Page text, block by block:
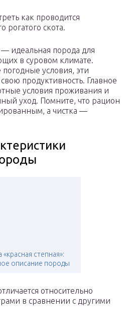
как проводится
рогатого скота.
идеальная порода для
в суровом климате.
условия, эти
продуктивность. Главное
условия проживания и
уход. Помните, что рацион
а чистка —
степная»:
описание породы
относительно
в сравнении с другими